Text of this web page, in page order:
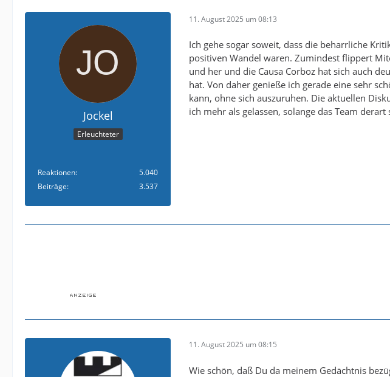
Jockel
Erleuchteter
Reaktionen
5.040
Beiträge
3.537
11. August 2025 um 08:13
Ich gehe sogar soweit, dass die beharrliche
positiven Wandel waren. Zumindest flippert
und her und die Causa Corboz hat sich auch
hat. Von daher genieße ich gerade eine sehr
kann, ohne sich auszuruhen. Die aktuellen
ich mehr als gelassen, solange das Team
11. August 2025 um 08:15
Wie schön, daß Du da meinem Gedächtnis